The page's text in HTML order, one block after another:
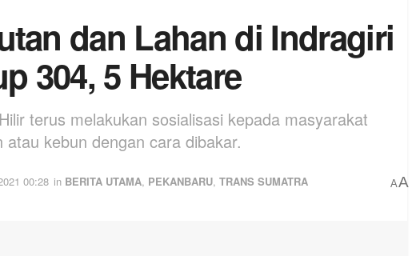
dan Lahan di Indragiri
304, 5 Hektare
terus melakukan sosialisasi kepada masyarakat
kebun dengan cara dibakar.
00:28 in BERITA UTAMA, PEKANBARU, TRANS SUMATRA AA